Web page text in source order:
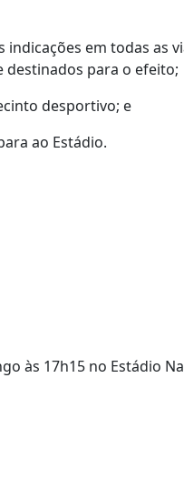
em todas as
destinados para o efeito;
desportivo; e
ao Estádio.
às 17h15 no Estádio